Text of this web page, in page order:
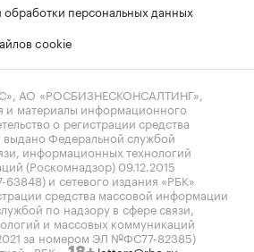
персональных данных
cookie
АО «РОСБИЗНЕСКОНСАЛТИНГ»,
и материалы информационного
о регистрации средства
Федеральной службой
информационных технологий
(Роскомнадзор) 09.12.2015
и сетевого издания «РБК»
средства массовой информации
по надзору в сфере связи,
и массовых коммуникаций
за номером ЭЛ №ФС77-82385)